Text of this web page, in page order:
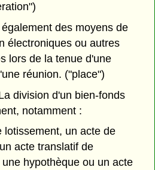
des moyens de
électroniques ou autres
lors de la tenue d'une
réunion. ("place")
division d'un bien-fonds
notamment :
lotissement, un acte de
acte translatif de
hypothèque ou un acte